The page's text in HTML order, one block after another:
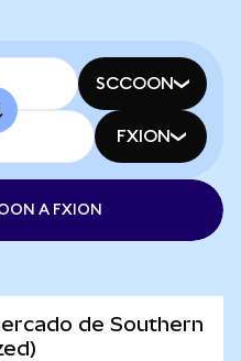
SCCOON
FXION
A FXION
de Southern